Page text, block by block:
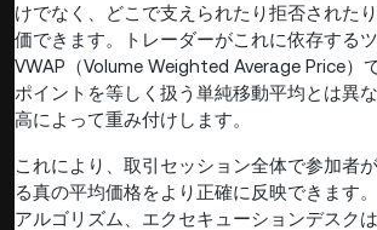
けでなく、どこで支えられたり拒否された
価できます。トレーダーがこれに依存する
VWAP（Volume Weighted Average Price）
ポイントを等しく扱う単純移動平均とは異
高によって重み付けします。
これにより、取引セッション全体で参加者
る真の平均価格をより正確に反映できます
アルゴリズム、エクセキューションデスク